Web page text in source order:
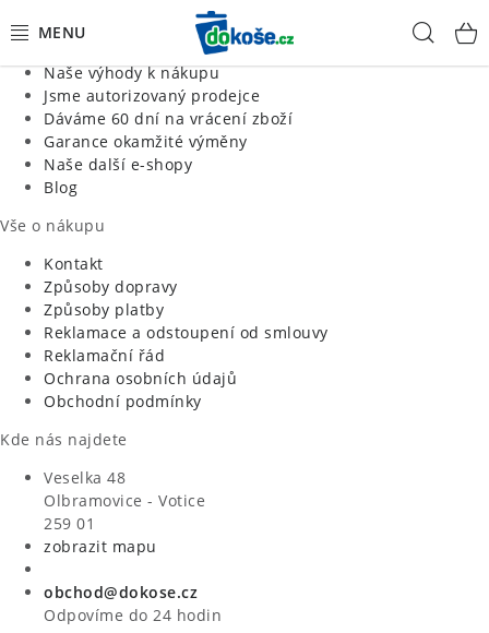
Jsme tradiční česká firma
Naše výhody k nákupu
Jsme autorizovaný prodejce
Dáváme 60 dní na vrácení zboží
Garance okamžité výměny
Naše další e-shopy
Blog
Vše o nákupu
Kontakt
Způsoby dopravy
Způsoby platby
Reklamace a odstoupení od smlouvy
Reklamační řád
Ochrana osobních údajů
Obchodní podmínky
Kde nás najdete
Veselka 48
Olbramovice - Votice
259 01
zobrazit mapu
obchod@dokose.cz
Odpovíme do 24 hodin
KOŠE
SÁČKY
KUCHYNĚ
ORGANIZACE
DOMÁCNOST
ÚKLID
VÝPRODEJ
ZNAČKY
Úvod Kontakt Blog